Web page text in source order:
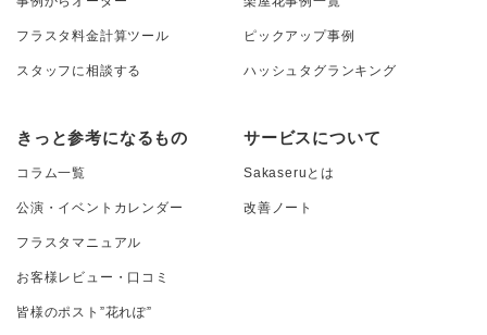
フラスタ料金計算ツール
スタッフに相談する
ピックアップ事例
ハッシュタグランキング
きっと参考になるもの
コラム一覧
公演・イベントカレンダー
フラスタマニュアル
お客様レビュー・口コミ
皆様のポスト”花れぽ”
サービスについて
Sakaseruとは
改善ノート